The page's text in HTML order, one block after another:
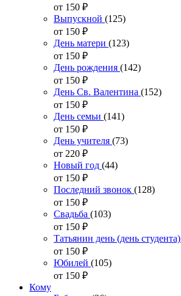
от 150 ₽
Выпускной (125)
от 150 ₽
День матери (123)
от 150 ₽
День рождения (142)
от 150 ₽
День Св. Валентина (152)
от 150 ₽
День семьи (141)
от 150 ₽
День учителя (73)
от 220 ₽
Новый год (44)
от 150 ₽
Последний звонок (128)
от 150 ₽
Свадьба (103)
от 150 ₽
Татьянин день (день студента)
от 150 ₽
Юбилей (105)
от 150 ₽
Кому